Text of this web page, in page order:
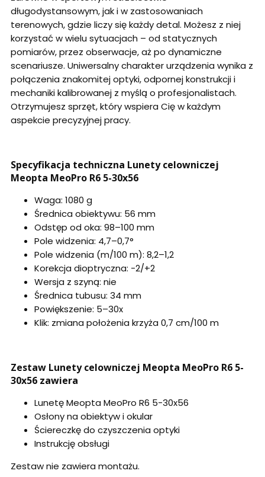
długodystansowym, jak i w zastosowaniach
terenowych, gdzie liczy się każdy detal. Możesz z niej
korzystać w wielu sytuacjach – od statycznych
pomiarów, przez obserwacje, aż po dynamiczne
scenariusze. Uniwersalny charakter urządzenia wynika z
połączenia znakomitej optyki, odpornej konstrukcji i
mechaniki kalibrowanej z myślą o profesjonalistach.
Otrzymujesz sprzęt, który wspiera Cię w każdym
aspekcie precyzyjnej pracy.
Specyfikacja techniczna Lunety celowniczej
Meopta MeoPro R6 5-30x56
Waga: 1080 g
Średnica obiektywu: 56 mm
Odstęp od oka: 98–100 mm
Pole widzenia: 4,7–0,7°
Pole widzenia (m/100 m): 8,2–1,2
Korekcja dioptryczna: -2/+2
Wersja z szyną: nie
Średnica tubusu: 34 mm
Powiększenie: 5–30x
Klik: zmiana położenia krzyża 0,7 cm/100 m
Zestaw Lunety celowniczej Meopta MeoPro R6 5-
30x56 zawiera
Lunetę Meopta MeoPro R6 5-30x56
Osłony na obiektyw i okular
Ściereczkę do czyszczenia optyki
Instrukcję obsługi
Zestaw nie zawiera montażu.